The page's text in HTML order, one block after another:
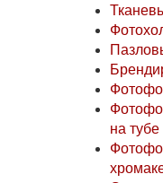
на тубе